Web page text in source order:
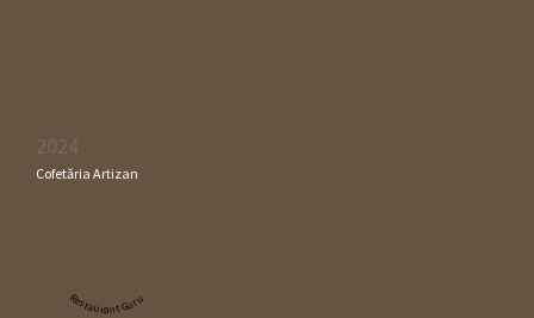
2024
Cofetăria Artizan
Restaurant Guru